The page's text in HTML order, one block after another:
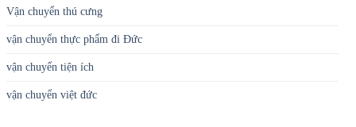
Vận chuyển thú cưng
vận chuyển thực phẩm đi Đức
vận chuyển tiện ích
vận chuyển việt đức